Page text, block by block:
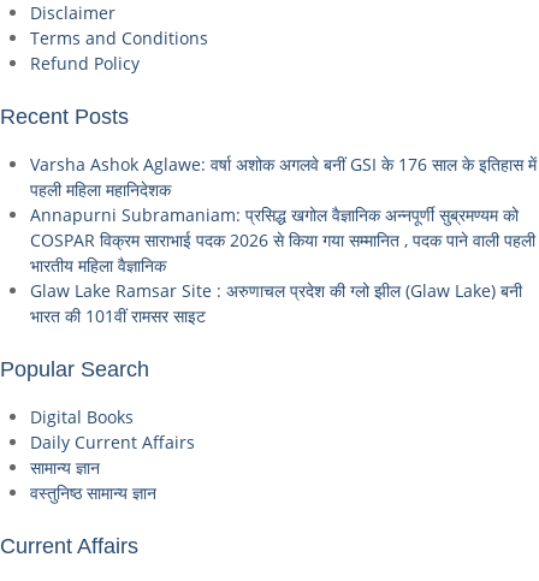
Disclaimer
Terms and Conditions
Refund Policy
Recent Posts
Varsha Ashok Aglawe: वर्षा अशोक अगलवे बनीं GSI के 176 साल के इतिहास में
पहली महिला महानिदेशक
Annapurni Subramaniam: प्रसिद्ध खगोल वैज्ञानिक अन्नपूर्णी सुब्रमण्यम को
COSPAR विक्रम साराभाई पदक 2026 से किया गया सम्मानित , पदक पाने वाली पहली
भारतीय महिला वैज्ञानिक
Glaw Lake Ramsar Site : अरुणाचल प्रदेश की ग्लो झील (Glaw Lake) बनी
भारत की 101वीं रामसर साइट
Popular Search
Digital Books
Daily Current Affairs
सामान्य ज्ञान
वस्तुनिष्ठ सामान्य ज्ञान
Current Affairs